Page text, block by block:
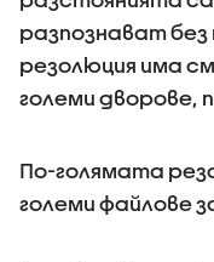
разпознават
резолюция има
големи дворове,
По-голямата
големи файлове